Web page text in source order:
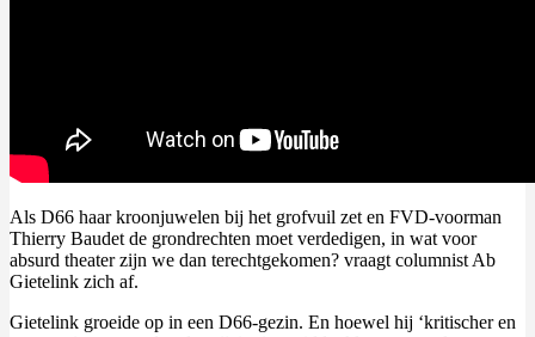
Als D66 haar kroonjuwelen bij het grofvuil zet en FVD-voorman
Thierry Baudet de grondrechten moet verdedigen, in wat voor
absurd theater zijn we dan terechtgekomen? vraagt columnist Ab
Gietelink zich af.
Gietelink groeide op in een D66-gezin. En hoewel hij ‘kritischer en